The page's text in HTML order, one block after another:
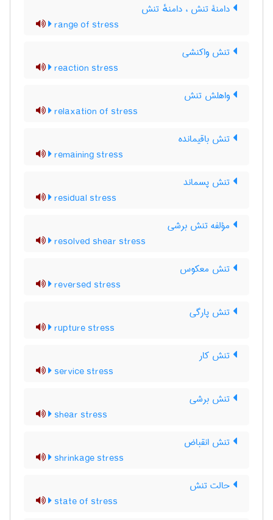
دامنۀ تنش ، دامنهٔ تنش
range of stress
تنش واکنشی
reaction stress
واهلش تنش
relaxation of stress
تنش باقیمانده
remaining stress
تنش پسماند
residual stress
مؤلفه تنش برشی
resolved shear stress
تنش معکوس
reversed stress
تنش پارگی
rupture stress
تنش کار
service stress
تنش برشی
shear stress
تنش انقباض
shrinkage stress
حالت تنش
state of stress